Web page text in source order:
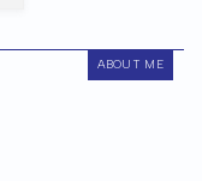
ABOUT ME